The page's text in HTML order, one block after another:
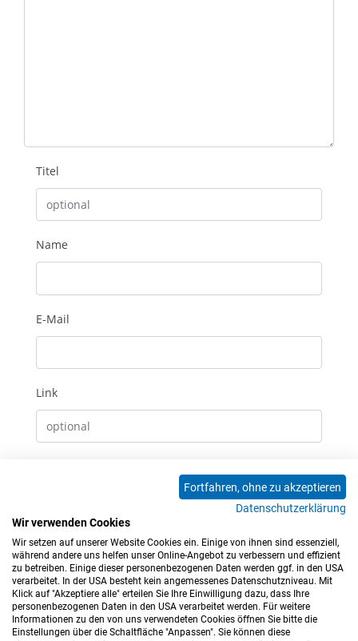
Titel
Name
E-Mail
Link
0 Kommentare
Fortfahren, ohne zu akzeptieren
Datenschutzerklärung
Wir verwenden Cookies
Wir setzen auf unserer Website Cookies ein. Einige von ihnen sind essenziell,
während andere uns helfen unser Online-Angebot zu verbessern und effizient
zu betreiben. Einige dieser personenbezogenen Daten werden ggf. in den USA
verarbeitet. In der USA besteht kein angemessenes Datenschutzniveau. Mit
Klick auf "Akzeptiere alle" erteilen Sie Ihre Einwilligung dazu, dass Ihre
personenbezogenen Daten in den USA verarbeitet werden. Für weitere
Informationen zu den von uns verwendeten Cookies öffnen Sie bitte die
Einstellungen über die Schaltfläche "Anpassen". Sie können diese